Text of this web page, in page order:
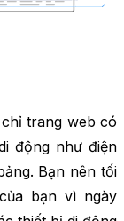
trang web có
động như điện
Bạn nên tối
bạn vì ngày